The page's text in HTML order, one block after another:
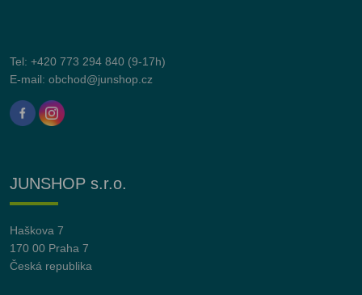
Tel: +420 773 294 840 (9-17h)
E-mail: obchod@junshop.cz
JUNSHOP s.r.o.
Haškova 7
170 00 Praha 7
Česká republika